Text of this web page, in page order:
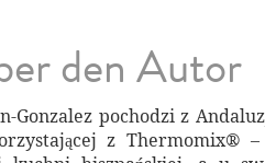
den Autor
pochodzi z
z Thermomix®